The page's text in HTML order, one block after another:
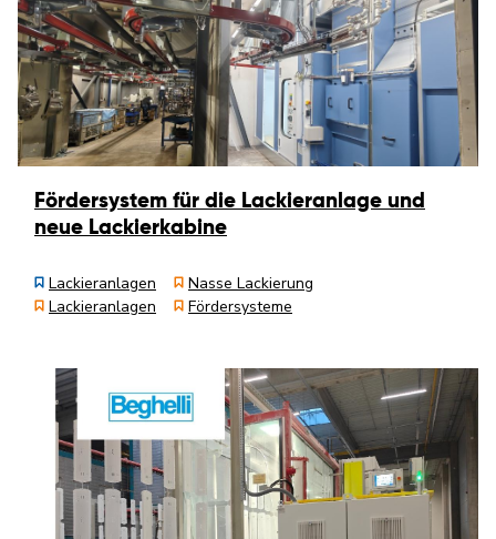
Fördersystem für die Lackieranlage und
neue Lackierkabine
Lackieranlagen
Nasse Lackierung
Lackieranlagen
Fördersysteme